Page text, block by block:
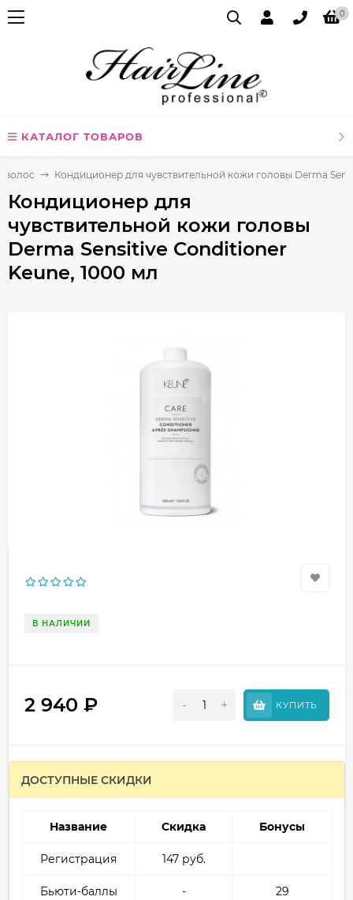
0
КАТАЛОГ ТОВАРОВ
волос Кондиционер для чувствительной кожи головы Derma
Кондиционер для
чувствительной кожи головы
Derma Sensitive Conditioner
Keune, 1000 мл
В НАЛИЧИИ
2 940 ₽ - + КУПИТЬ
ДОСТУПНЫЕ СКИДКИ
Название Скидка Бонусы
Регистрация 147 руб.
Бьюти-баллы - 29